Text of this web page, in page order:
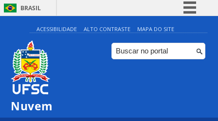
BRASIL
Simplifique!
Comunica BR
Participe
ACESSIBILIDADE ALTO CONTRASTE MAPA DO SITE
Nuvem